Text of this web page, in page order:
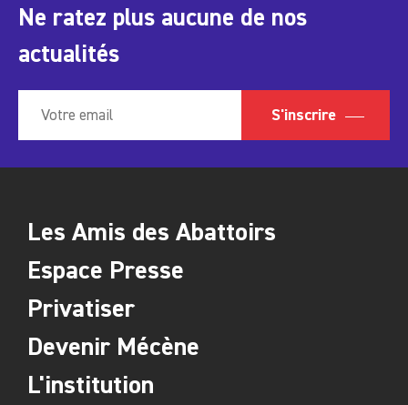
Ne ratez plus aucune de nos
actualités
S'inscrire
Les Amis des Abattoirs
Espace Presse
Privatiser
Devenir Mécène
L'institution